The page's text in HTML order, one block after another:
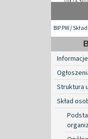
BIP PW/
Struktura
Skład